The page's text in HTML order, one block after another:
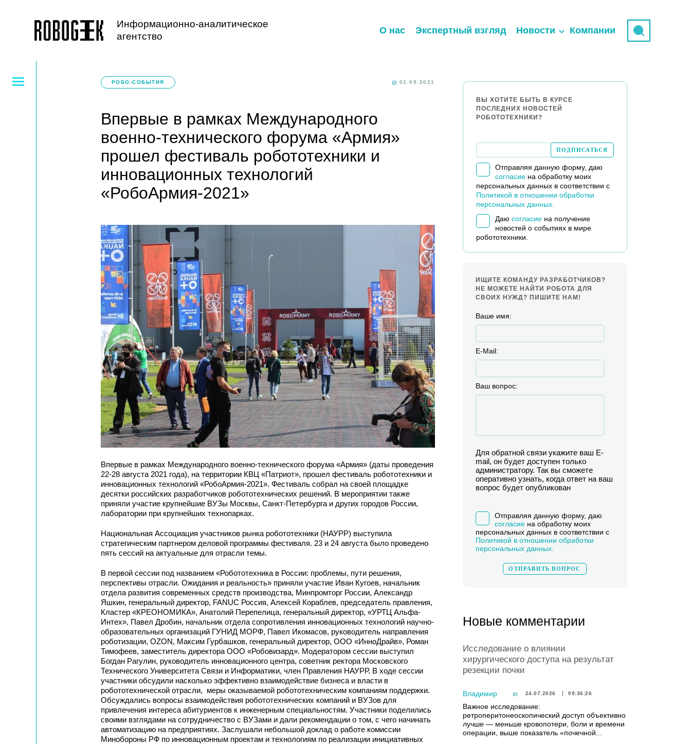
Информационно-аналитическое
агентство
О нас Экспертный взгляд Новости Компании
РОБО-СОБЫТИЯ 01.09.2021
Впервые в рамках Международного
военно-технического форума «Армия»
прошел фестиваль робототехники и
инновационных технологий
«РобоАрмия-2021»
Впервые в рамках Международного военно-технического форума «Армия» (даты проведения
22-28 августа 2021 года), на территории КВЦ «Патриот», прошел фестиваль робототехники и
инновационных технологий «РобоАрмия-2021». Фестиваль собрал на своей площадке
десятки российских разработчиков робототехнических решений. В мероприятии также
приняли участие крупнейшие ВУЗы Москвы, Санкт-Петербурга и других городов России,
лаборатории при крупнейших технопарках.
Национальная Ассоциация участников рынка робототехники (НАУРР) выступила
стратегическим партнером деловой программы фестиваля. 23 и 24 августа было проведено
пять сессий на актуальные для отрасли темы.
В первой сессии под названием «Робототехника в России: проблемы, пути решения,
перспективы отрасли. Ожидания и реальность» приняли участие Иван Кугоев, начальник
отдела развития современных средств производства, Минпромторг России, Александр
Яшкин, генеральный директор, FANUC Россия, Алексей Кораблев, председатель правления,
Кластер «КРЕОНОМИКА», Анатолий Перепелица, генеральный директор, «УРТЦ Альфа-
Интех», Павел Дробин, начальник отдела сопротивления инновационных технологий научно-
образовательных организаций ГУНИД МОРФ, Павел Икомасов, руководитель направления
роботизации, OZON, Максим Гурбашков, генеральный директор, ООО «ИнноДрайв», Роман
Тимофеев, заместитель директора ООО «Робовизард». Модератором сессии выступил
Богдан Рагулин, руководитель инновационного центра, советник ректора Московского
Технического Университета Связи и Информатики, член Правления НАУРР. В ходе сессии
участники обсудили насколько эффективно взаимодействие бизнеса и власти в
робототехнической отрасли, меры оказываемой робототехническим компаниям поддержки.
Обсуждались вопросы взаимодействия робототехнических компаний и ВУЗов для
привлечения интереса абитуриентов к инженерным специальностям. Участники поделились
своими взглядами на сотрудничество с ВУЗами и дали рекомендации о том, с чего начинать
автоматизацию на предприятиях. Заслушали небольшой доклад о работе комиссии
Минобороны РФ по инновационным проектам и технологиям по реализации инициативных
ВЫ ХОТИТЕ БЫТЬ В КУРСЕ
ПОСЛЕДНИХ НОВОСТЕЙ
РОБОТОТЕХНИКИ?
Отправляя данную форму, даю
согласиена обработку моих
персональных данных в соответствии с
Политикой в отношении обработки
персональных данных.
Даю согласиена получение
новостей о событиях в мире
робототехники.
ИЩИТЕ КОМАНДУ РАЗРАБОТЧИКОВ?
НЕ МОЖЕТЕ НАЙТИ РОБОТА ДЛЯ
СВОИХ НУЖД? ПИШИТЕ НАМ!
Ваше имя:
E-Mail:
Ваш вопрос:
Для обратной связи укажите ваш E-
mail, он будет доступен только
администратору. Так вы сможете
оперативно узнать, когда ответ на ваш
вопрос будет опубликован
Отправляя данную форму, даю
согласиена обработку моих
персональных данных в соответствии с
Политикой в отношении обработки
персональных данных.
Новые комментарии
Исследование о влиянии
хирургического доступа на результат
резекции почки
Владимир 24.07.2026 09:36:26
Важное исследование:
ретроперитонеоскопический доступ объективно
лучше — меньше кровопотери, боли и времени
операции, выше показатель «почечной...